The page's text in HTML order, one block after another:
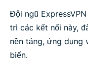
Đội ngũ
trì các kết nối này,
nền tảng, ứng dụng
biến.